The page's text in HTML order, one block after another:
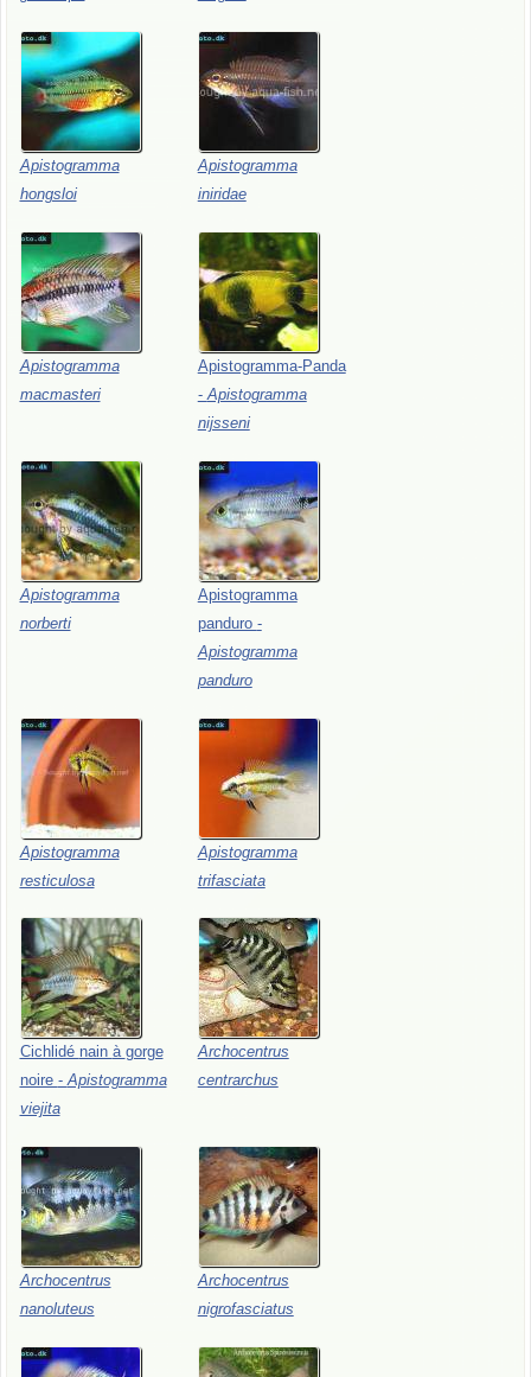
Apistogramma
hongsloi
Apistogramma
iniridae
Apistogramma
macmasteri
Apistogramma-Panda
- Apistogramma
nijsseni
Apistogramma
norberti
Apistogramma
panduro -
Apistogramma
panduro
Apistogramma
resticulosa
Apistogramma
trifasciata
Cichlidé nain à gorge
noire -Apistogramma
viejita
Archocentrus
centrarchus
Archocentrus
nanoluteus
Archocentrus
nigrofasciatus